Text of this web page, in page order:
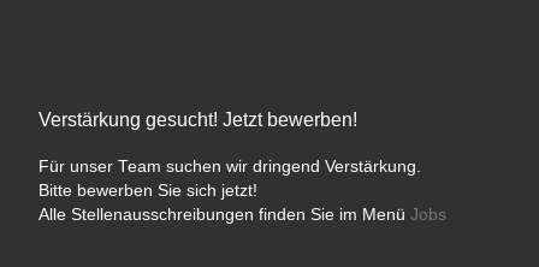
Verstärkung gesucht! Jetzt bewerben!
Für unser Team suchen wir dringend Verstärkung.
Bitte bewerben Sie sich jetzt!
Alle Stellenausschreibungen finden Sie im Menü Jobs